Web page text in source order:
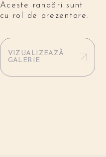
Aceste randări sunt
cu rol de prezentare.
VIZUALIZEAZĂ
GALERIE